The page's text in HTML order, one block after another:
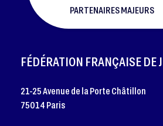
PARTENAIRES MAJEURS
FOOTER
FÉDÉRATION FRANÇAISE DE
21-25 Avenue de la Porte Châtillon
75014 Paris